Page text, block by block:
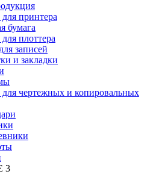
принтера
бумага
плоттера
записей
и закладки
для чертежных и копировальных
3